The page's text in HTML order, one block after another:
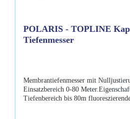
POLARIS - TOPLINE
Tiefenmesser
Membrantiefenmesser mit
Einsatzbereich 0-80
Tiefenbereich bis 80m